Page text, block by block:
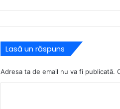
Lasă un răspuns
Adresa ta de email nu va fi publicată.